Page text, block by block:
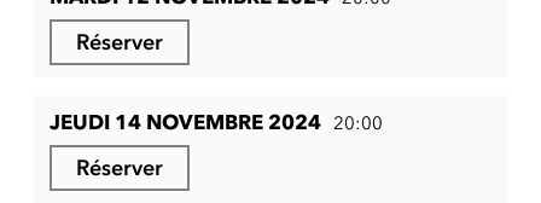
Réserver
JEUDI 14 NOVEMBRE 2024 20:00
Réserver